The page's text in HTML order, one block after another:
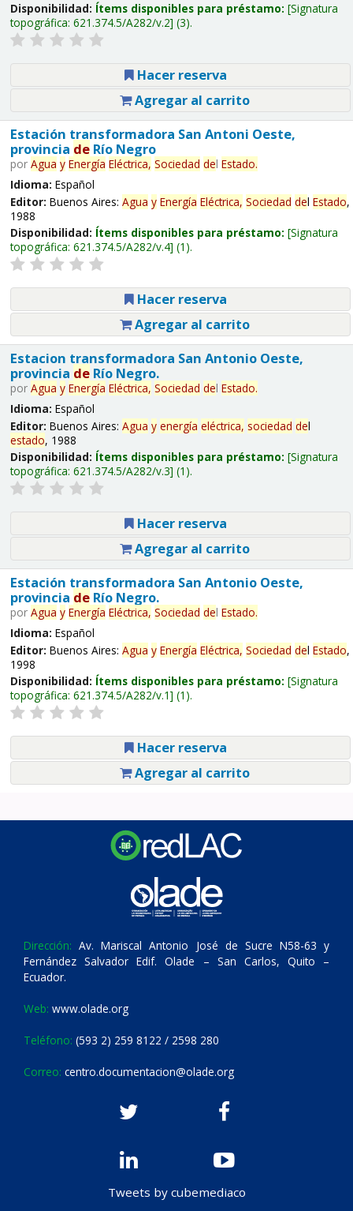
Disponibilidad: Ítems disponibles para préstamo: Signatura
topográfica: 621.374.5/A282/v.2 (3).
Hacer reserva
Agregar al carrito
Estación transformadora San Antoni Oeste,
provincia deRío Negro
por Agua y Energía Eléctrica, Sociedad del Estado.
Idioma: Español
Editor: Buenos Aires: Agua y Energía Eléctrica, Sociedad del Estado,
1988
Disponibilidad: Ítems disponibles para préstamo: Signatura
topográfica: 621.374.5/A282/v.4 (1).
Hacer reserva
Agregar al carrito
Estacion transformadora San Antonio Oeste,
provincia deRío Negro.
por Agua y Energía Eléctrica, Sociedad del Estado.
Idioma: Español
Editor: Buenos Aires: Agua y energía eléctrica, sociedad del
estado, 1988
Disponibilidad: Ítems disponibles para préstamo: Signatura
topográfica: 621.374.5/A282/v.3 (1).
Hacer reserva
Agregar al carrito
Estación transformadora San Antonio Oeste,
provincia deRío Negro.
por Agua y Energía Eléctrica, Sociedad del Estado.
Idioma: Español
Editor: Buenos Aires: Agua y Energía Eléctrica, Sociedad del Estado,
1998
Disponibilidad: Ítems disponibles para préstamo: Signatura
topográfica: 621.374.5/A282/v.1 (1).
Hacer reserva
Agregar al carrito
Dirección: Av. Mariscal Antonio José de Sucre N58-63 y
Fernández Salvador Edif. Olade – San Carlos, Quito –
Ecuador.
Web: www.olade.org
Teléfono: (593 2) 259 8122 / 2598 280
Correo: centro.documentacion@olade.org
Tweets by cubemediaco